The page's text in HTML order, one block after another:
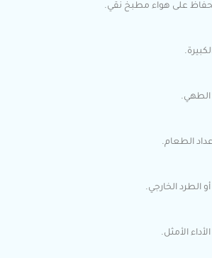
على هواء مطبخ نقي.
الطرد الخارجي.
الأمثل.